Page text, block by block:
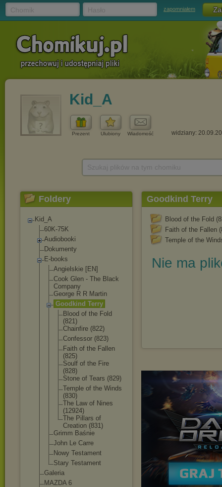
zapomniałem
Kid_A
Prezent Ulubiony Wiadomość widziany:
Foldery
Kid_A
60K-75K
Audiobooki
Dokumenty
E-books
Angielskie [EN]
Cook Glen - The Black
Company
George R R Martin
Goodkind Terry
Blood of the Fold
(821)
Chainfire (822)
Confessor (823)
Faith of the Fallen
(825)
Soulf of the Fire
(828)
Stone of Tears (829)
Temple of the Winds
(830)
The Law of Nines
(12924)
The Pillars of
Creation (831)
Grimm Baśnie
John Le Carre
Nowy Testament
Stary Testament
Galeria
MAZDA 6
Goodkind Terry
Blood of the Fold
Faith of the Fallen
Temple of the
Nie ma